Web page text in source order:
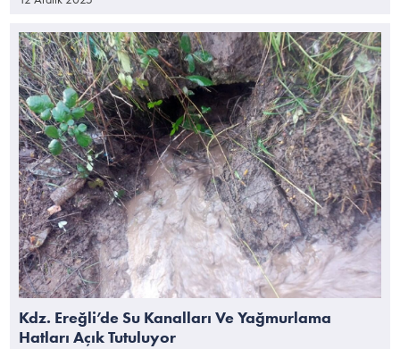
Başkanı Halil Posbıyık’ı makamında ziyaret etti.
Kdz. Ereğli’de Su Kanalları Ve Yağmurlama
Hatları Açık Tutuluyor